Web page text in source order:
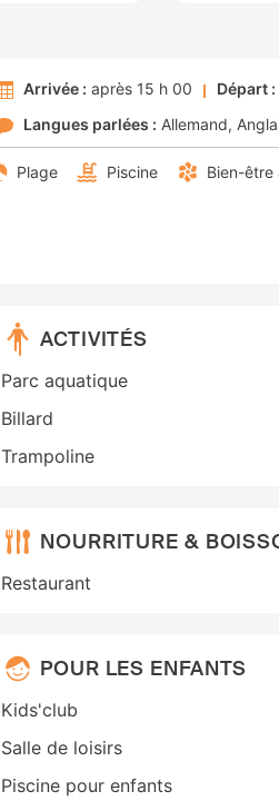
Arrivée : après 15 h 00 Départ :
Langues parlées : Allemand
Plage Piscine Bien-être
ACTIVITÉS
Parc aquatique
Billard
Trampoline
NOURRITURE &
Restaurant
POUR LES ENFANTS
Kids'club
Salle de loisirs
Piscine pour enfants